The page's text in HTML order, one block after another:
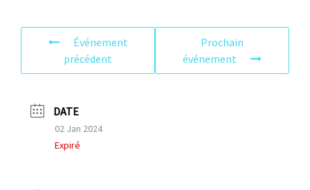
Événement
précédent
Prochain
événement
DATE
02 Jan 2024
Expiré